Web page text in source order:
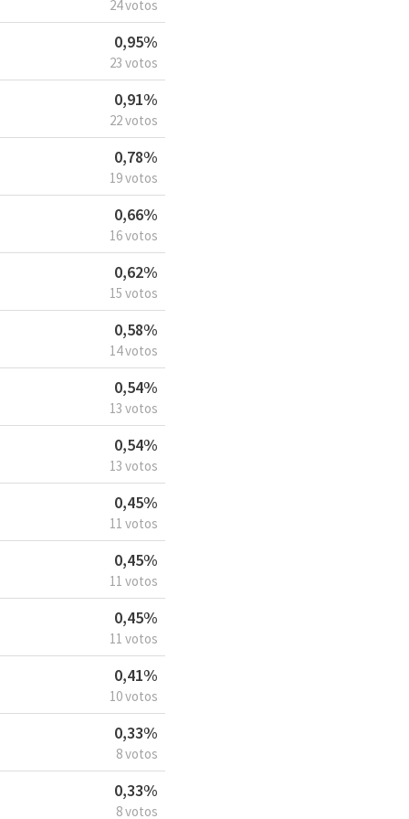
24 votos
0,95%
23 votos
0,91%
22 votos
0,78%
19 votos
0,66%
16 votos
0,62%
15 votos
0,58%
14 votos
0,54%
13 votos
0,54%
13 votos
0,45%
11 votos
0,45%
11 votos
0,45%
11 votos
0,41%
10 votos
0,33%
8 votos
0,33%
8 votos